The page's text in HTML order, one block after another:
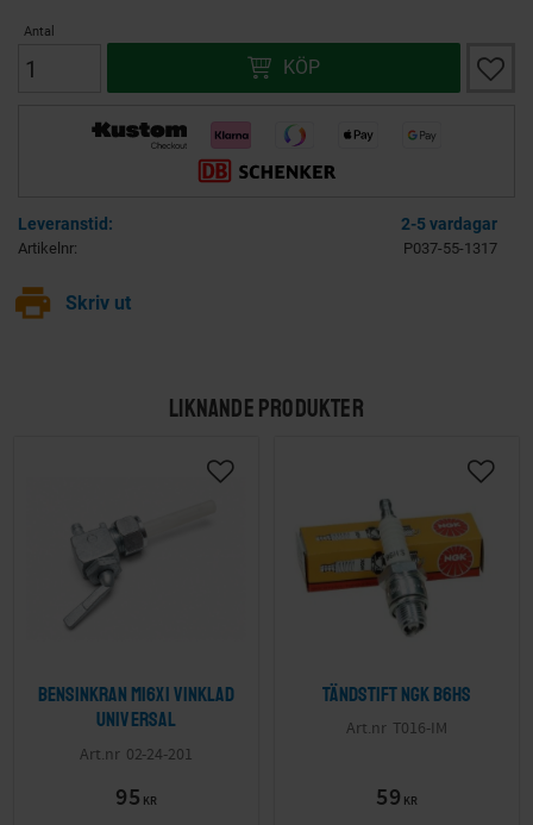
Antal
KÖP Lägg
2-5 vardagar
Artikelnr P037-55-1317
print Skriv ut
LIKNANDE PRODUKTER
Bensinkran M16x1 vinklad
Universal
02-24-201
95 KR
Tändstift NGK B6HS
T016-IM
59 KR